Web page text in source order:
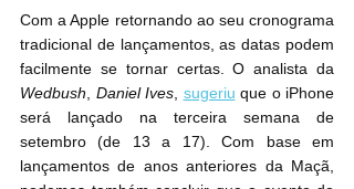
Com a Apple retornando ao seu cronograma
tradicional de lançamentos, as datas podem
Wedbush, Daniel Ives, sugeriu que o iPhone
será lançado na terceira semana de
setembro (de 13 a 17). Com base em
lançamentos de anos anteriores da Maçã,